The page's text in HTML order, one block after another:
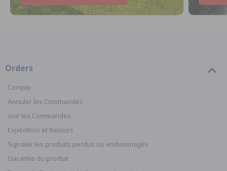
Orders
Compte
Annuler les Commandes
Voir les Commandes
Expédition et Retours
Signaler les produits perdus ou endommagés
Garantie du produit